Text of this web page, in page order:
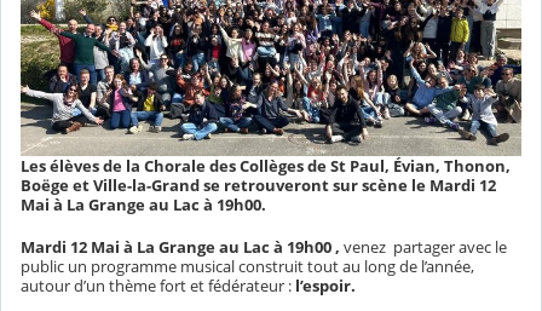
Les élèves de la Chorale des Collèges de St Paul, Évian, Thonon,
Boëge et Ville-la-Grand se retrouveront sur scène le Mardi 12
Mai à La Grange au Lac à 19h00.
Mardi 12 Mai à La Grange au Lac à 19h00 , venez partager avec le
public un programme musical construit tout au long de l’année,
autour d’un thème fort et fédérateur : l’espoir.